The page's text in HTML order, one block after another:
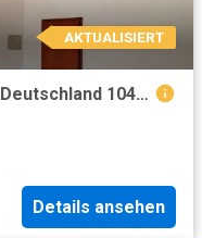
AKTUALISIERT
2 Schlafzimmer Wohnung Solln Deutschland 104796893
Details ansehen